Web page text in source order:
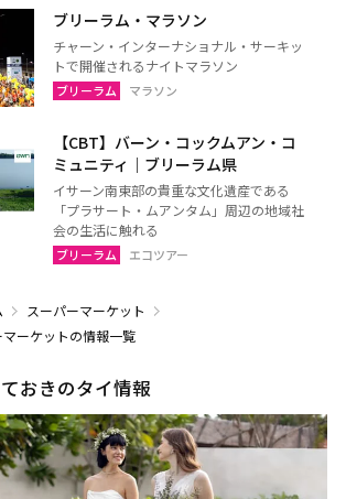
ブリーラム・マラソン
チャーン・インターナショナル・サーキッ
トで開催されるナイトマラソン
ブリーラム マラソン
【CBT】バーン・コックムアン・コ
ミュニティ｜ブリーラム県
イサーン南東部の貴重な文化遺産である
「プラサート・ムアンタム」周辺の地域社
会の生活に触れる
ブリーラム エコツアー
スーパーマーケット
ーケットの情報一覧
おきのタイ情報